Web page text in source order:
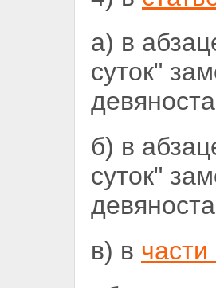
а) в
суток"
б) в
суток"
в) в части